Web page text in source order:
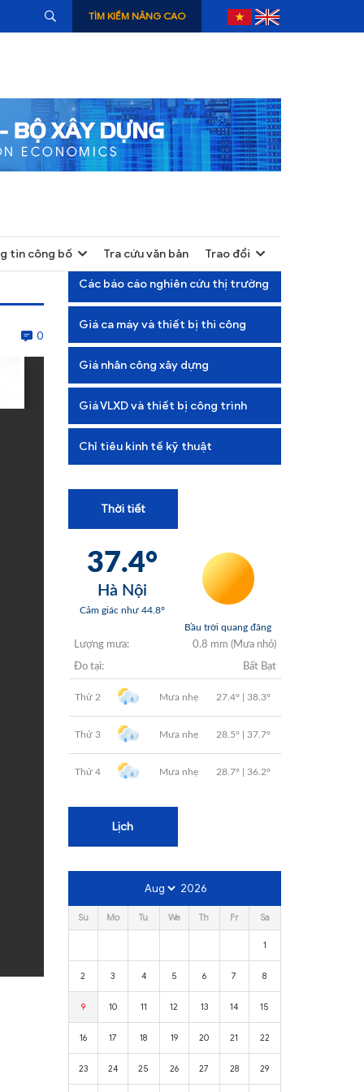
TÌM KIẾM NÂNG CAO
tin công bố Tra cứu văn bản Trao đổi
0
Các báo cáo nghiên cứu thị trường
Giá ca máy và thiết bị thi công
Giá nhân công xây dựng
Giá VLXD và thiết bị công trình
Chỉ tiêu kinh tế kỹ thuật
Thời tiết
Lịch
2026
Su Mo Tu We Th Fr Sa
1
2 3 4 5 6 7 8
9 10 11 12 13 14 15
16 17 18 19 20 21 22
23 24 25 26 27 28 29